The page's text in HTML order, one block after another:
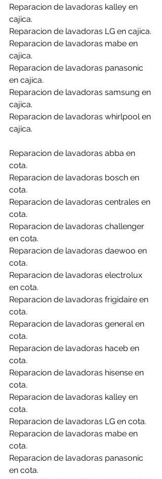
Reparacion de lavadoras kalley en
cajica.
Reparacion de lavadoras LG en cajica.
Reparacion de lavadoras mabe en
cajica.
Reparacion de lavadoras panasonic
en cajica.
Reparacion de lavadoras samsung en
cajica.
Reparacion de lavadoras whirlpool en
cajica.
Reparacion de lavadoras abba en
cota.
Reparacion de lavadoras bosch en
cota.
Reparacion de lavadoras centrales en
cota.
Reparacion de lavadoras challenger
en cota.
Reparacion de lavadoras daewoo en
cota.
Reparacion de lavadoras electrolux
en cota.
Reparacion de lavadoras frigidaire en
cota.
Reparacion de lavadoras general en
cota.
Reparacion de lavadoras haceb en
cota.
Reparacion de lavadoras hisense en
cota.
Reparacion de lavadoras kalley en
cota.
Reparacion de lavadoras LG en cota.
Reparacion de lavadoras mabe en
cota.
Reparacion de lavadoras panasonic
en cota.